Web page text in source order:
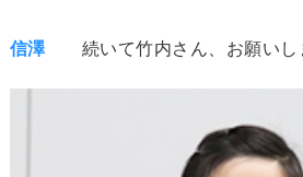
信澤続いて竹内さん、お願いし